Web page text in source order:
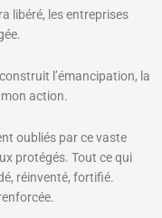
libéré, les entreprises
l’émancipation, la
action.
oubliés par ce vaste
protégés. Tout ce qui
réinventé, fortifié.